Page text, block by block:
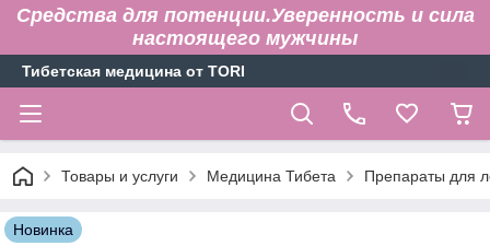
Средства для потенции.Уверенность и сила
настоящего мужчины
Тибетская медицина от TORI
Товары и услуги Медицина Тибета Препараты для
Новинка